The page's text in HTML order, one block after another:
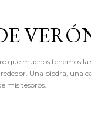
que muchos tenemos
Una piedra, una
mis tesoros.